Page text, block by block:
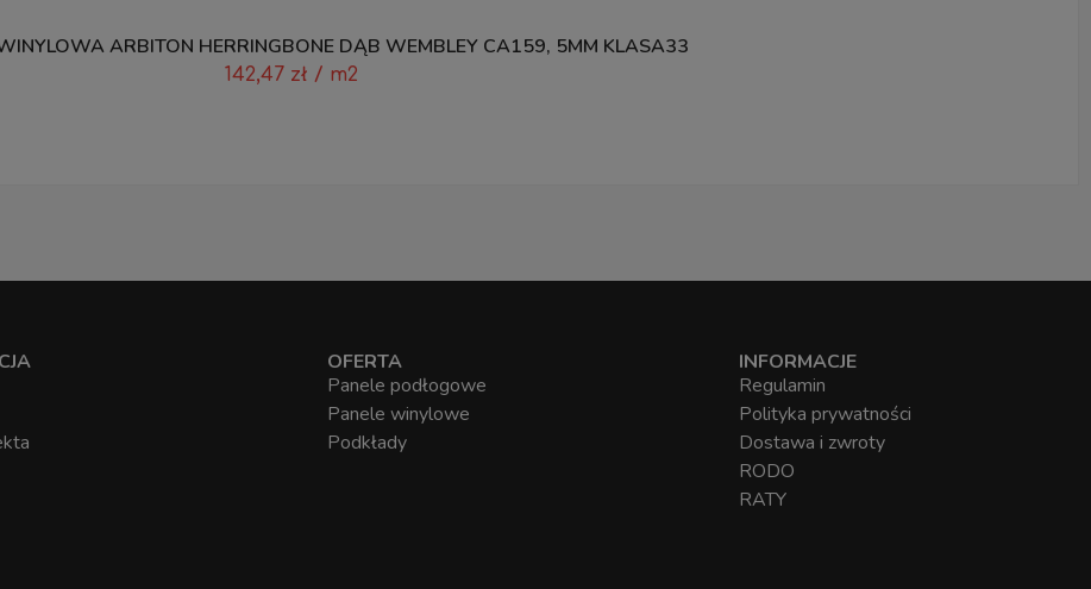
ARBITON HERRINGBONE DĄB WEMBLEY CA159, 5MM KLASA33
142,47 zł / m2
OFERTA
Panele podłogowe
Panele winylowe
Podkłady
INFORMACJE
Regulamin
Polityka prywatności
Dostawa i zwroty
RODO
RATY